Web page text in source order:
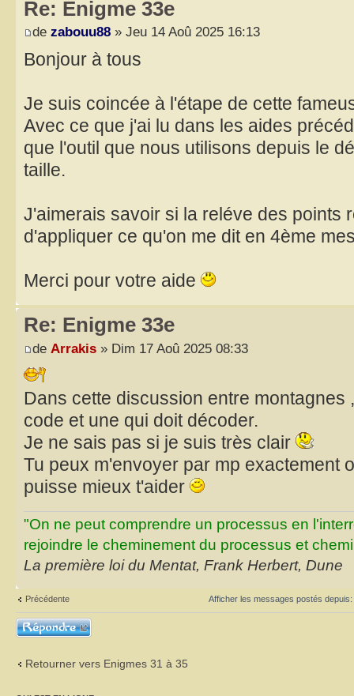
Re: Enigme 33e
de zabouu88 » Jeu 14 Aoû 2025 16:13
Bonjour à tous
Je suis coincée à l'étape de cette
Avec ce que j'ai lu dans les aides
que l'outil que nous utilisons depuis le
taille.
J'aimerais savoir si la reléve des points
d'appliquer ce qu'on me dit en 4ème
Merci pour votre aide
Re: Enigme 33e
de Arrakis » Dim 17 Aoû 2025 08:33
Dans cette discussion entre montagnes
code et une qui doit décoder.
Je ne sais pas si je suis très clair
Tu peux m'envoyer par mp exactement
puisse mieux t'aider
"On ne peut comprendre un processus en
rejoindre le cheminement du processus et
La première loi du Mentat, Frank Herbert, Dune
Précédente Afficher les messages postés depuis:
Répondre
Retourner vers Enigmes 31 à 35